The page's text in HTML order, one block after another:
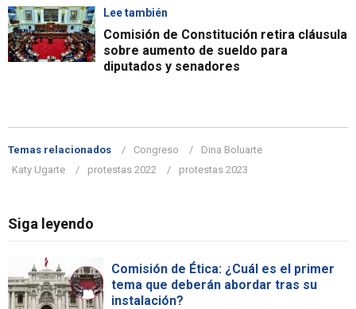
Lee también
Comisión de Constitución retira cláusula
sobre aumento de sueldo para
diputados y senadores
Temas relacionados Congreso
Dina Boluarte
Katy Ugarte
protestas 2022 protestas 2023
Siga leyendo
Comisión de Ética: ¿Cuál es el primer
tema que deberán abordar tras su
instalación?